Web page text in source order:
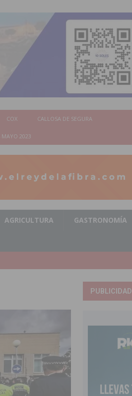
COX CALLOSA DE SEGURA
MAYO 2023
AGRICULTURA GASTRONOMÍA
la
PUBLICIDAD